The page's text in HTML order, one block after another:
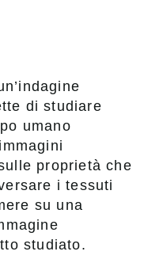
di studiare
umano
proprietà che
i tessuti
su una
studiato.